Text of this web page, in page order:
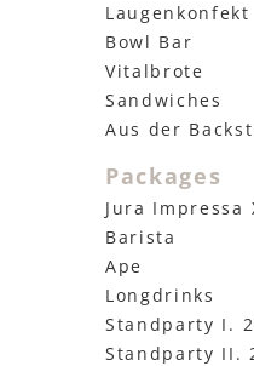
Laugenkonfekt
Bowl Bar
Vitalbrote
Sandwiches
Aus der
Packages
Jura Impressa
Barista
Ape
Longdrinks
Standparty I.
Standparty II.